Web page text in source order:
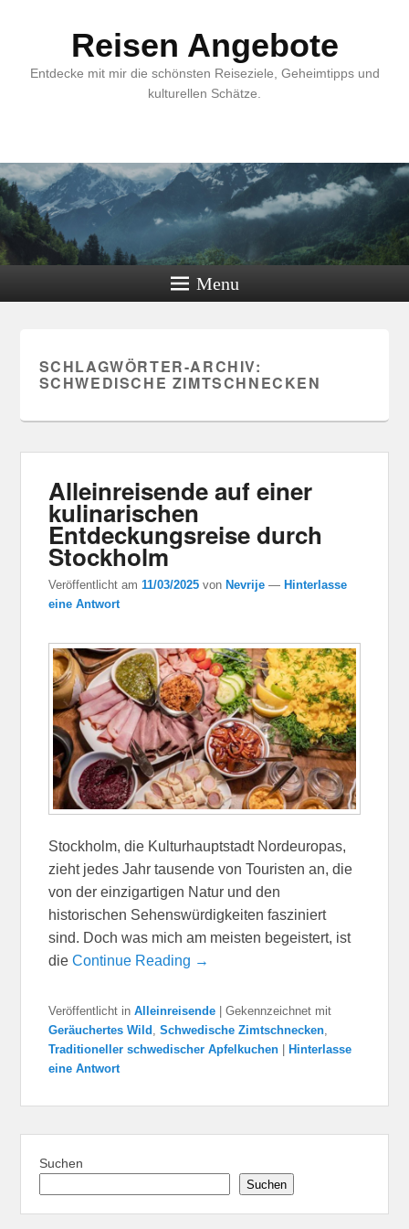
Reisen Angebote
Entdecke mit mir die schönsten Reiseziele, Geheimtipps und
kulturellen Schätze.
Menu
SCHLAGWÖRTER-ARCHIV:
SCHWEDISCHE ZIMTSCHNECKEN
Alleinreisende auf einer
kulinarischen
Entdeckungsreise durch
Stockholm
Veröffentlicht am11/03/2025 von Nevrije — Hinterlasse
eine Antwort
Stockholm, die Kulturhauptstadt Nordeuropas,
zieht jedes Jahr tausende von Touristen an, die
von der einzigartigen Natur und den
historischen Sehenswürdigkeiten fasziniert
sind. Doch was mich am meisten begeistert, ist
dieContinue Reading →
Veröffentlicht in Alleinreisende |Gekennzeichnet mit
Geräuchertes Wild ,Schwedische Zimtschnecken,
Traditioneller schwedischer Apfelkuchen
Hinterlasse
eine Antwort
Suchen
Suchen